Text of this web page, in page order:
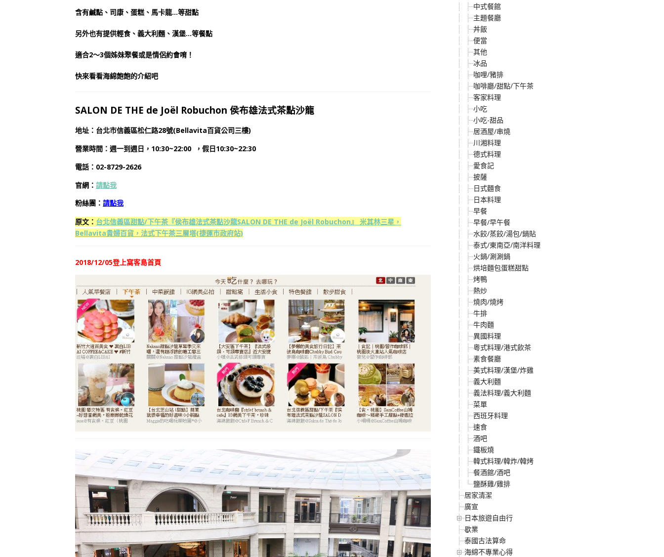
含有鹹點、司康、蛋糕、馬卡龍…等甜點
另外也有提供輕食、義大利麵、漢堡…等餐點
適合2～3個姊妹聚餐或是情侶約會唷！
快來看看海綿飽飽的介紹吧
SALON DE THE de Joël Robuchon 侯布雄法式茶點沙龍
地址：台北市信義區松仁路28號(Bellavita百貨公司三樓)
營業時間：週一到週日，10:30~22:00 ，假日10:30~22:30
電話：02-8729-2626
官網： 請點我
粉絲團： 請點我
原文： 台北信義區甜點/下午茶『侯布雄法式茶點沙龍SALON DE THE de Joël Robuchon』 米其林三星，
Bellavita貴婦百貨，法式下午茶三層塔(捷運市政府站)
2018/12/05登上窩客島首頁
中式餐館
主題餐廳
丼飯
便當
其他
冰品
咖哩/豬排
咖啡廳/甜點/下午茶
客家料理
小吃
小吃-甜品
居酒屋/串燒
川湘料理
德式料理
愛食記
披薩
日式麵食
日本料理
早餐
早餐/早午餐
水餃/蒸餃/湯包/鍋貼
泰式/東南亞/南洋料理
火鍋/涮涮鍋
烘培麵包蛋糕甜點
烤鴨
熱炒
燒肉/燒烤
牛排
牛肉麵
異國料理
粵式料理/港式飲茶
素食餐廳
美式料理/漢堡/炸雞
義大利麵
義法料理/義大利麵
菜單
西班牙料理
速食
酒吧
鐵板燒
韓式料理/韓炸/韓烤
餐酒館/酒吧
鹽酥雞/雞排
居家清潔
廣宣
日本旅遊自由行
歇業
泰國古法算命
海綿不專業心得